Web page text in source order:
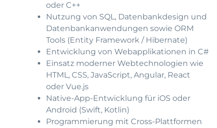
oder C++
Nutzung von SQL, Datenbankdesign und
Datenbankanwendungen sowie ORM
Tools (Entity Framework / Hibernate)
Entwicklung von Webapplikationen in C#
Einsatz moderner Webtechnologien wie
HTML, CSS, JavaScript, Angular, React
oder Vue.js
Native-App-Entwicklung für iOS oder
Android (Swift, Kotlin)
Programmierung mit Cross-Plattformen